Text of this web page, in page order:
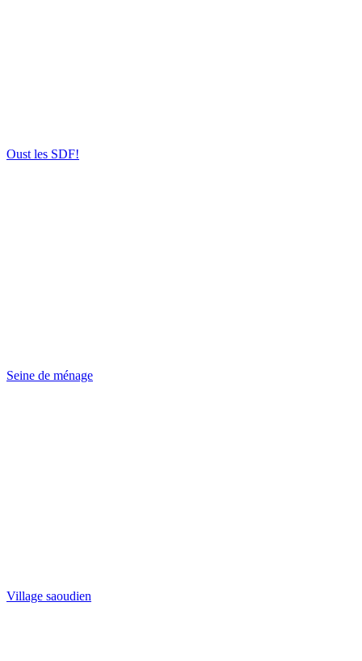
Oust les SDF!
Seine de ménage
Village saoudien